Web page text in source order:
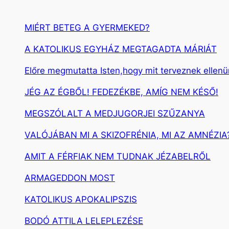
MIÉRT BETEG A GYERMEKED?
A KATOLIKUS EGYHÁZ MEGTAGADTA MÁRIÁT
Előre megmutatta Isten,hogy mit terveznek
JÉG AZ ÉGBŐL! FEDEZÉKBE, AMÍG NEM KÉSŐ!
MEGSZÓLALT A MEDJUGORJEI SZŰZANYA
VALÓJÁBAN MI A SKIZOFRÉNIA, MI AZ
AMIT A FÉRFIAK NEM TUDNAK JÉZABELRŐL
ARMAGEDDON MOST
KATOLIKUS APOKALIPSZIS
BODÓ ATTILA LELEPLEZÉSE